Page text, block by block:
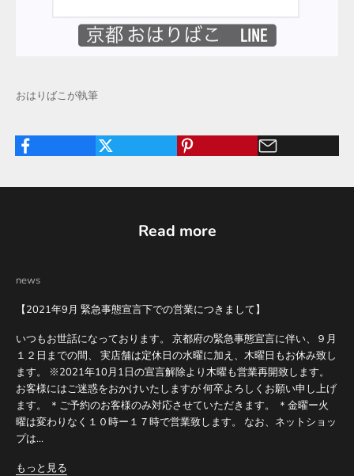
おはりばこが執筆
Read more
news
【2021年9月 緊急事態宣言下での営業につきまして】
いつもお世話になっております。 京都府の緊急事態宣言に伴い、９月
１２日までの間、 実店舗は定休日の水曜に加え、木曜日もお休み致し
ます。 ※2021年10月1日の宣言解除より木曜も営業再開致します。
お客様にはご迷惑をおかけいたしますが 何卒よろしくお願い申し上げ
ます。 ＊ご予約のお客様のみ対応させていただきます。 ＊金曜ー火
曜は変わりなく１０時ー１７時で営業致します。 なお、ネットショッ
プは...
もっと見る